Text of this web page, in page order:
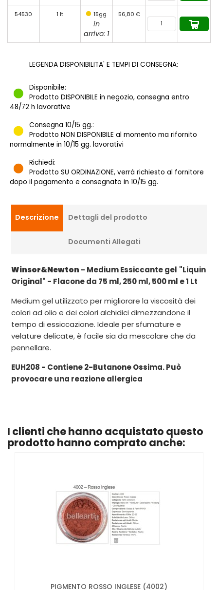
54530 1 lt 15gg
in
arrivo: 1
56,80 €
LEGENDA DISPONIBILITA' E TEMPI DI CONSEGNA:
Disponibile:
Prodotto DISPONIBILE in negozio, consegna entro
48/72 h lavorative
Consegna 10/15 gg.:
Prodotto NON DISPONIBILE al momento ma rifornito
normalmente in 10/15 gg. lavorativi
Richiedi:
Prodotto SU ORDINAZIONE, verrà richiesto al fornitore
dopo il pagamento e consegnato in 10/15 gg.
Descrizione Dettagli del prodotto
Documenti Allegati
Winsor&Newton - Medium Essiccante gel "Liquin
Original" - Flacone da 75 ml, 250 ml, 500 ml e 1 Lt
Medium gel utilizzato per migliorare la viscosità dei
colori ad olio e dei colori alchidici dimezzandone il
tempo di essiccazione. Ideale per sfumature e
velature delicate, è facile sia da mescolare che da
pennellare.
EUH208 - Contiene 2-Butanone Ossima. Può
provocare una reazione allergica
I clienti che hanno acquistato questo
prodotto hanno comprato anche:
PIGMENTO ROSSO INGLESE (4002)